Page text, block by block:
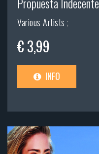
Various Artists ;
€ 3,99
INFO